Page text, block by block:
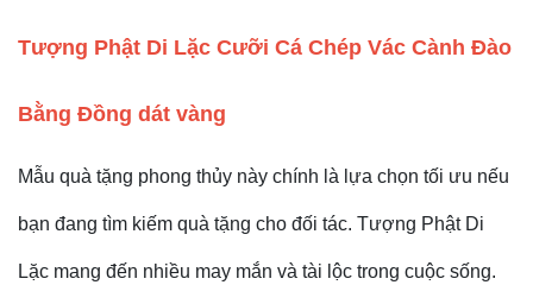
Tượng Phật Di Lặc Cưỡi Cá Chép Vác Cành Đào
Bằng Đồng dát vàng
Mẫu quà tặng phong thủy này chính là lựa chọn tối ưu nếu
bạn đang tìm kiếm quà tặng cho đối tác. Tượng Phật Di
Lặc mang đến nhiều may mắn và tài lộc trong cuộc sống.